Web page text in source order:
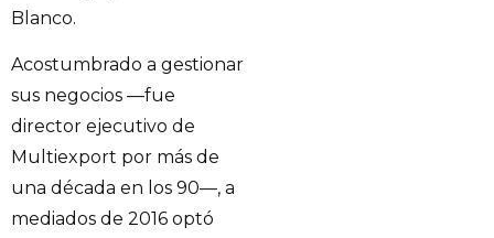
Blanco.
Acostumbrado a gestionar
sus negocios —fue
director ejecutivo de
Multiexport por más de
una década en los 90—, a
mediados de 2016 optó